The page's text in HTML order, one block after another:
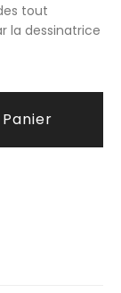
tout
la dessinatrice